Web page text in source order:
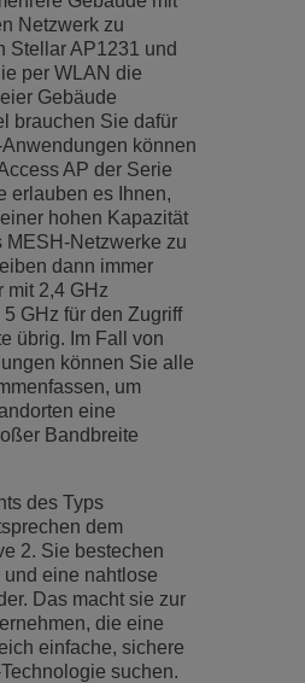
Netzwerk zu
Stellar AP1231 und
per WLAN die
Gebäude
brauchen Sie dafür
können
AP der Serie
erlauben es Ihnen,
hohen Kapazität
MESH-Netzwerke zu
dann immer
mit 2,4 GHz
GHz für den Zugriff
übrig. Im Fall von
können Sie alle
um
eine
Bandbreite
des Typs
dem
2. Sie bestechen
eine nahtlose
Das macht sie zur
die eine
einfache, sichere
suchen.